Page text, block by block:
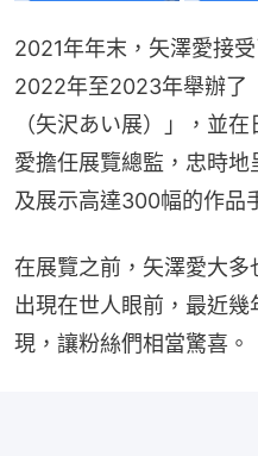
2021年年末，矢澤愛接
2022年至2023年舉辦了
（矢沢あい展）」，並
愛擔任展覽總監，忠時
及展示高達300幅的作品
在展覽之前，矢澤愛大
出現在世人眼前，最近
現，讓粉絲們相當驚喜。